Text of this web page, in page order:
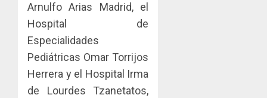
Arnulfo Arias Madrid, el
Hospital de
Especialidades
Pediátricas Omar Torrijos
Herrera y el Hospital Irma
de Lourdes Tzanetatos,